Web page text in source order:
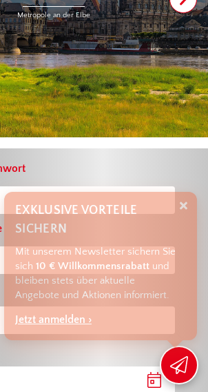
Metropole an der Elbe
EXKLUSIVE VORTEILE
SICHERN
Mit unserem Newsletter sichern Sie
sich 10 € Willkommensrabatt und
bleiben stets über aktuelle
Angebote und Aktionen informiert.
Jetzt anmelden ›